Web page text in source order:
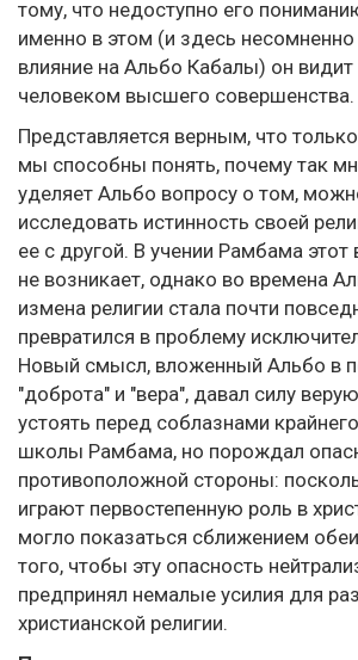
тому, что недоступно его
именно в этом (и здесь несомненно
влияние на Альбо Кабалы) он
человеком высшего совершенства.
Представляется верным, что
мы способны понять, почему так
уделяет Альбо вопросу о том,
исследовать истинность своей
ее с другой. В учении Рамбама
не возникает, однако во времена
измена религии стала почти
превратился в проблему
Новый смысл, вложенный Альбо в
"доброта" и "вера", давал силу
устоять перед соблазнами
школы Рамбама, но порождал
противоположной стороны:
играют первостепенную роль в
могло показаться сближением
того, чтобы эту опасность
предпринял немалые усилия для
христианской религии.